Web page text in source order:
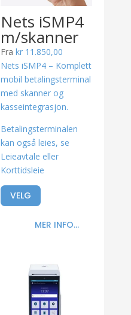
Nets iSMP4
m/skanner
Frakr 11.850,00
Nets iSMP4 – Komplett
mobil betalingsterminal
med skanner og
kasseintegrasjon.
Betalingsterminalen
kan også leies, se
Leieavtale eller
Korttidsleie
VELG
MER INFO...